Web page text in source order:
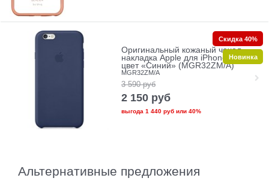
Оригинальный кожаный чехол-
накладка Apple для iPhone 6/6s
цвет «Синий» (MGR32ZM/A)
MGR32ZM/A
3 590 руб
2 150 руб
выгода 1 440 рубили 40%
Скидка 40%
Новинка
Альтернативные предложения